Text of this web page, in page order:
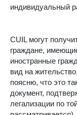
индивидуальный
CUIL могут
граждане,
иностранные
вид на
поясню, что это
документ,
легализации по